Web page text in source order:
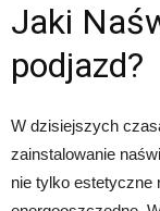
Jaki
podjazd?
W dzisiejszych
zainstalowanie
nie tylko estetyczne